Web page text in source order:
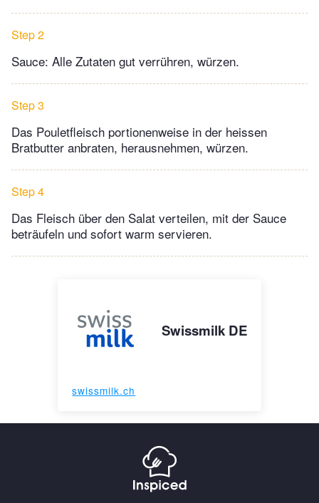
Step 2
Sauce: Alle Zutaten gut verrühren, würzen.
Step 3
Das Pouletfleisch portionenweise in der heissen
Bratbutter anbraten, herausnehmen, würzen.
Step 4
Das Fleisch über den Salat verteilen, mit der Sauce
beträufeln und sofort warm servieren.
Swissmilk DE
swissmilk.ch